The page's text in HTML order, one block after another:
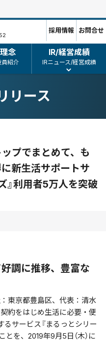
念
紹介
IR/経営成績
IRニュース/経営成績
採用情報 お問合せ
リース
プでまとめて、も
新生活サポートサ
』利用者5万人を突破
調に推移、豊富な
東京都豊島区、代表：清水
約をはじめ生活に必要・便
サービス『まるっとシリー
を、2019年9月5日（木）に